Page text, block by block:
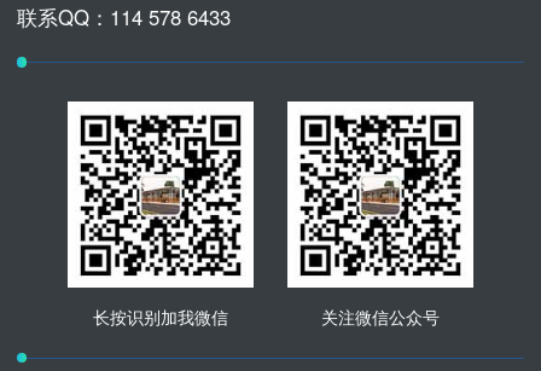
联系QQ：114 578 6433
长按识别加我微信 关注微信公众号